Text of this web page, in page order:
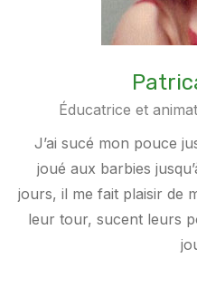
Éducatrice et
J’ai sucé mon pouce
joué aux barbies
jours, il me fait plaisir de
leur tour, sucent leurs